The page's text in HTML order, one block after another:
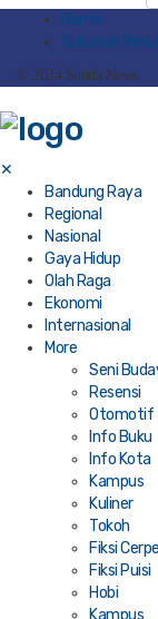
Home
Susunan
© 2024 Sunda News
✕
Bandung Raya
Regional
Nasional
Gaya Hidup
Olah Raga
Ekonomi
Internasional
More
Seni
Resensi
Otomotif
Info Buku
Info Kota
Kampus
Kuliner
Tokoh
Fiksi
Fiksi Puisi
Hobi
Kampus